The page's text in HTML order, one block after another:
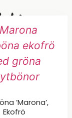
’Marona’,
Ekofrö